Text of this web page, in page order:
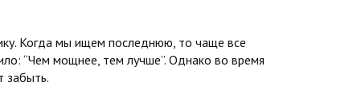
Когда мы ищем последнюю, то чаще все
“Чем мощнее, тем лучше”. Однако во время
забыть.